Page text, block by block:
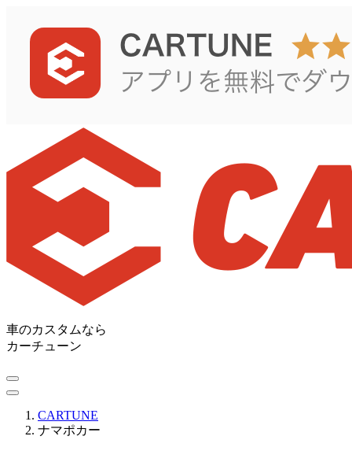
車のカスタムなら
カーチューン
CARTUNE
ナマポカー